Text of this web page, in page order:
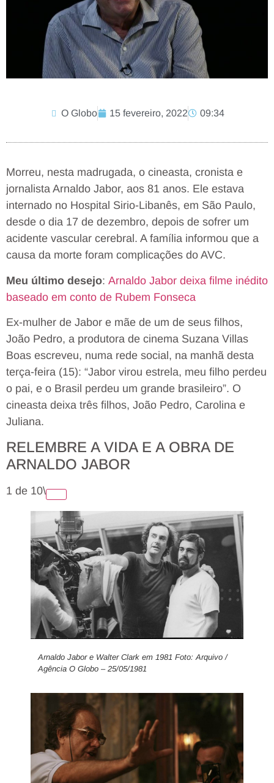
O Globo 15 fevereiro, 2022 09:34
Morreu, nesta madrugada, o cineasta, cronista e
jornalista Arnaldo Jabor, aos 81 anos. Ele estava
internado no Hospital Sirio-Libanês, em São Paulo,
desde o dia 17 de dezembro, depois de sofrer um
acidente vascular cerebral. A família informou que a
causa da morte foram complicações do AVC.
Meu último desejo: Arnaldo Jabor deixa filme inédito
baseado em conto de Rubem Fonseca
Ex-mulher de Jabor e mãe de um de seus filhos,
João Pedro, a produtora de cinema Suzana Villas
Boas escreveu, numa rede social, na manhã desta
terça-feira (15): “Jabor virou estrela, meu filho perdeu
o pai, e o Brasil perdeu um grande brasileiro”. O
cineasta deixa três filhos, João Pedro, Carolina e
Juliana.
RELEMBRE A VIDA E A OBRA DE
ARNALDO JABOR
1 de 10\
Arnaldo Jabor e Walter Clark em 1981 Foto: Arquivo /
Agência O Globo – 25/05/1981